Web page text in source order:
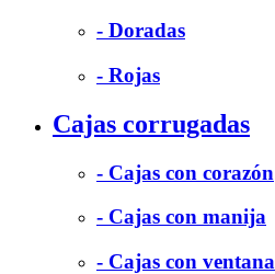
- Doradas
- Rojas
Cajas corrugadas
- Cajas con corazón
- Cajas con manija
- Cajas con ventana